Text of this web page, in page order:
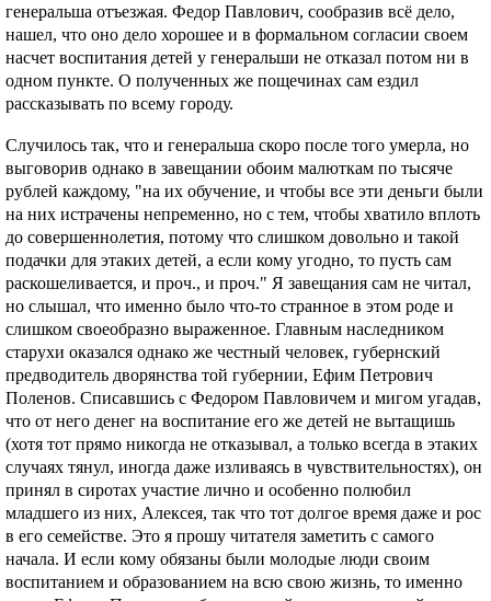
генеральша отъезжая. Федор Павлович, сообразив всё дело,
нашел, что оно дело хорошее и в формальном согласии своем
насчет воспитания детей у генеральши не отказал потом ни в
одном пункте. О полученных же пощечинах сам ездил
рассказывать по всему городу.
Случилось так, что и генеральша скоро после того умерла, но
выговорив однако в завещании обоим малюткам по тысяче
рублей каждому, "на их обучение, и чтобы все эти деньги были
на них истрачены непременно, но с тем, чтобы хватило вплоть
до совершеннолетия, потому что слишком довольно и такой
подачки для этаких детей, а если кому угодно, то пусть сам
раскошеливается, и проч., и проч." Я завещания сам не читал,
но слышал, что именно было что-то странное в этом роде и
слишком своеобразно выраженное. Главным наследником
старухи оказался однако же честный человек, губернский
предводитель дворянства той губернии, Ефим Петрович
Поленов. Списавшись с Федором Павловичем и мигом угадав,
что от него денег на воспитание его же детей не вытащишь
(хотя тот прямо никогда не отказывал, а только всегда в этаких
случаях тянул, иногда даже изливаясь в чувствительностях), он
принял в сиротах участие лично и особенно полюбил
младшего из них, Алексея, так что тот долгое время даже и рос
в его семействе. Это я прошу читателя заметить с самого
начала. И если кому обязаны были молодые люди своим
воспитанием и образованием на всю свою жизнь, то именно